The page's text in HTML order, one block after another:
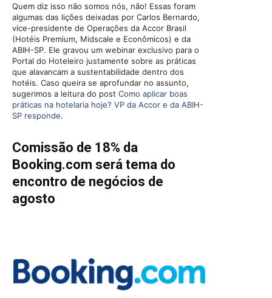
Quem diz isso não somos nós, não! Essas foram
algumas das lições deixadas por Carlos Bernardo,
vice-presidente de Operações da Accor Brasil
(Hotéis Premium, Midscale e Econômicos) e da
ABIH-SP. Ele gravou um webinar exclusivo para o
Portal do Hoteleiro justamente sobre as práticas
que alavancam a sustentabilidade dentro dos
hotéis. Caso queira se aprofundar no assunto,
sugerimos a leitura do post Como aplicar boas
práticas na hotelaria hoje? VP da Accor e da ABIH-
SP responde.
Comissão de 18% da
Booking.com será tema do
encontro de negócios de
agosto